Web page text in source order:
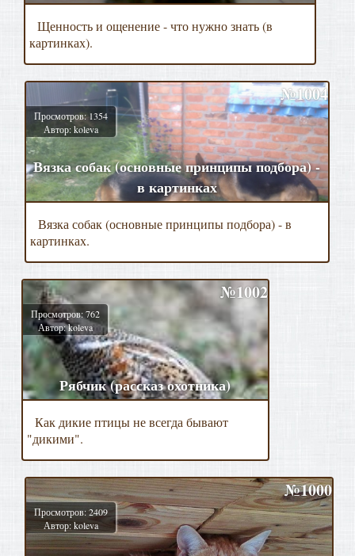
Щенность и ощенение - что нужно знать (в
картинках).
№1004
Просмотров: 1354
Автор: koleva
Вязка собак (основные принципы подбора) -
в картинках
Вязка собак (основные принципы подбора) - в
картинках.
№1002
Просмотров: 762
Автор: koleva
Рябчик (рассказ охотника)
Как дикие птицы не всегда бывают
"дикими".
№1000
Просмотров: 2409
Автор: koleva